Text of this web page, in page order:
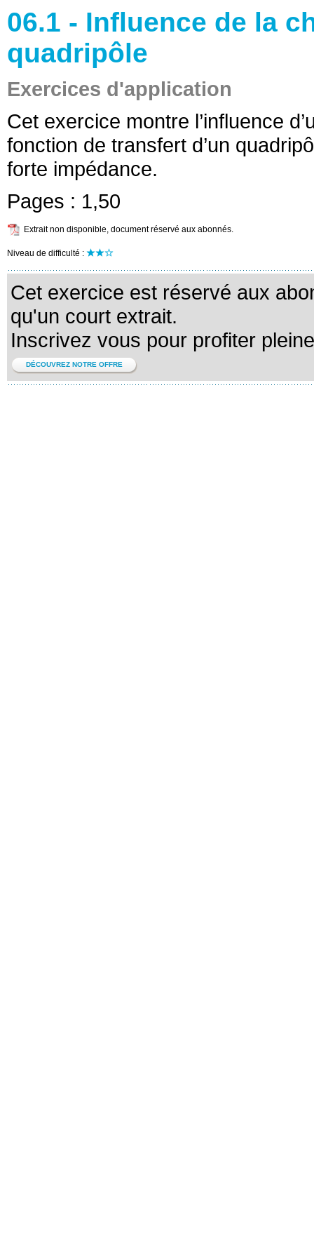
06.1 - Influence de la
quadripôle
Exercices d'application
Cet exercice montre l’influence
fonction de transfert d’un
forte impédance.
Pages : 1,50
Extrait non disponible, document réservé aux abonnés.
Niveau de difficulté :
Cet exercice est réservé aux
qu'un court extrait.
Inscrivez vous pour profiter
DÉCOUVREZ NOTRE OFFRE